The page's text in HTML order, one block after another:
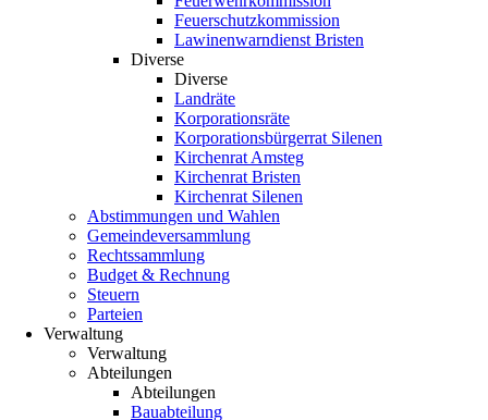
Feuerschutzkommission
Lawinenwarndienst Bristen
Diverse
Diverse
Landräte
Korporationsräte
Korporationsbürgerrat Silenen
Kirchenrat Amsteg
Kirchenrat Bristen
Kirchenrat Silenen
Abstimmungen und Wahlen
Gemeindeversammlung
Rechtssammlung
Budget & Rechnung
Steuern
Parteien
Verwaltung
Verwaltung
Abteilungen
Abteilungen
Bauabteilung